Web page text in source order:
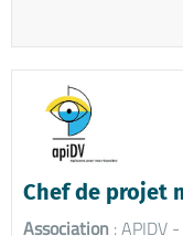
Chef de projet
Association : APIDV